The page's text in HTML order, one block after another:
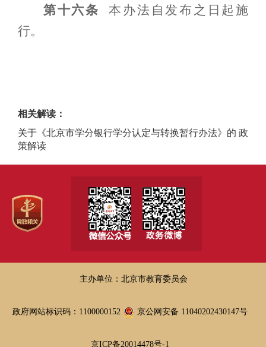
第十六条
本办法自发布之日起施
行。
相关解读：
关于《北京市学分银行学分认定与转换暂行办法》的 政
策解读
主办单位：北京市教育委员会
政府网站标识码：1100000152 京公网安备 11040202430147号
京ICP备20014478号-1